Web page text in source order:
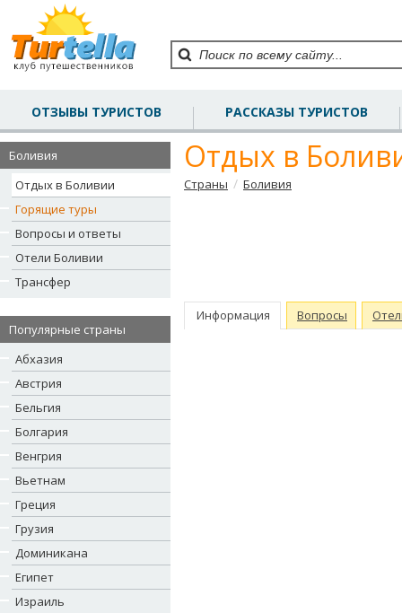
ОТЗЫВЫ ТУРИСТОВ РАССКАЗЫ ТУРИСТОВ
Боливия
Отдых в Боливии
Горящие туры
Вопросы и ответы
Отели Боливии
Трансфер
Популярные страны
Абхазия
Австрия
Бельгия
Болгария
Венгрия
Вьетнам
Греция
Грузия
Доминикана
Египет
Израиль
Отдых в
Страны / Боливия
Информация Вопросы